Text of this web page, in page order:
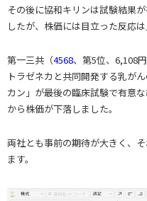
その後に協和キリンは試験結果
したが、株価には目立った反応は
第一三共（4568、第5位、6,108
トラゼネカと共同開発する乳が
カン」が最後の臨床試験で有意
から株価が下落しました。
両社とも事前の期待が大きく、
ます。